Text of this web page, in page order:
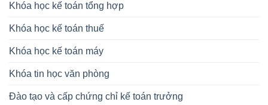
Khóa học kế toán tổng hợp
Khóa học kế toán thuế
Khóa học kế toán máy
Khóa tin học văn phòng
Đào tạo và cấp chứng chỉ kế toán trưởng